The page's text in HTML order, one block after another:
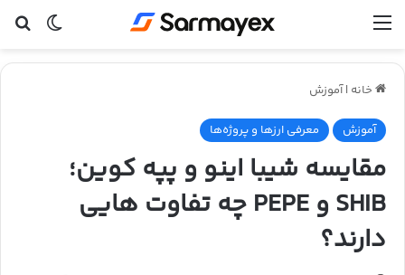
منو
خانه | آموزش
آموزش معرفی ارزها و پروژه‌ها
مقایسه شیبا اینو و پپه کوین؛
SHIB و PEPE چه تفاوت هایی
دارند؟